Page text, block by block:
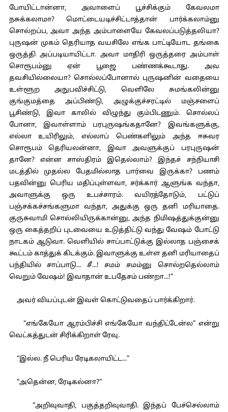
போயிட்டான்னா, அவாளைப் பூச்சிக்கும் கேவலமா
நசுக்கலாமா? மொட்டையடிச்சிட்டாத்தான் பார்க்கலாம்னு
சொல்றப்ப, அவா அந்த அம்பாளையே கேவலப்படுத்தலியா?
புருஷன் முகம் தெரியாத வயசிலே எங்க பாட்டியோட தங்கை
ஒருத்தி அப்படியாயிட்டா. அவா மாதிரி ஒருத்தரை அம்பாள்
சொரூபம்னு ஏன் பூஜை பண்ணக்கூடாது. அவ
தவசியில்லையா? சொல்லப்போனால் புருஷனின் வதையை
உள்ளூற அநுபவிச்சிட்டு, வெளிலே சுமங்கலின்னு
குங்குமத்தை அப்பிண்டு, அழுக்குச்சரட்டில் மஞ்சளைப்
பூசிண்டு, இவா காலில் விழுந்து கும்பிடணும். சொல்லப்
போனா, இவாள்ளாம் பரபுருஷங்கதானே? இவங்களுக்கு,
எல்லா உயிரிலும், எல்லாப் பெண்களிலும் அந்த ஈசுவர
சொரூபம் தெரியலன்னா, இவா அவளுக்குப் பரபுருஷன்
தானே? என்ன சாஸ்திரம் இதெல்லாம்? இந்தச் சந்நியாசி
மடத்தில் முதல்ல பேதமில்லாத பார்வை இருக்கா? பணம்
பதவின்னு பெரிய மதிப்புள்ளவா, சர்க்கார் ஆளுங்க வந்தா,
அவாளுக்கு ஒரு உபச்சாரம். வயிரத்தோடும், பட்டுப்
பஞ்சக்கச்சங்களுமா வந்தா, அதுக்கு ஒரு தனி மரியாதை.
குருசுவாமி சொல்லியிருக்கான்னு, அந்த நிமிஷத்துக்குன்னு
ஒரு கைத்தறிப் புடவையை உடுத்திட்டு வந்து வேஷம் போட்டு
நாடகம் ஆடுவா. வெளியில் சாப்பாட்டுக்கு இல்லாத பஞ்சைக்
கூட்டம் காத்துக் கிடக்கும். இவாளுக்கு உள்ள தனி மரியாதைப்
பந்தியில் சாப்பாடு... சீ...! சமம் சமம்னு சொல்றதெல்லாம்
வெறும் வேஷம்! இவாதான் உபதேசம் பண்றா...!”
அவர் வியப்புடன் இவள் கொட்டுவதைப் பார்க்கிறார்.
“எங்கேயோ ஆரம்பிச்சி எங்கேயோ வந்திட்டேன்ல” என்று
வெட்கத்துடன் சிரிக்கிறாள் ரேவு.
“இல்ல. நீ பெரிய ரேடிகலாயிட்ட...”
“அதென்ன, ரேடிகல்னா?”
“அறிவுவாதி, பகுத்தறிவுவாதி. இந்தப் பேச்செல்லாம்